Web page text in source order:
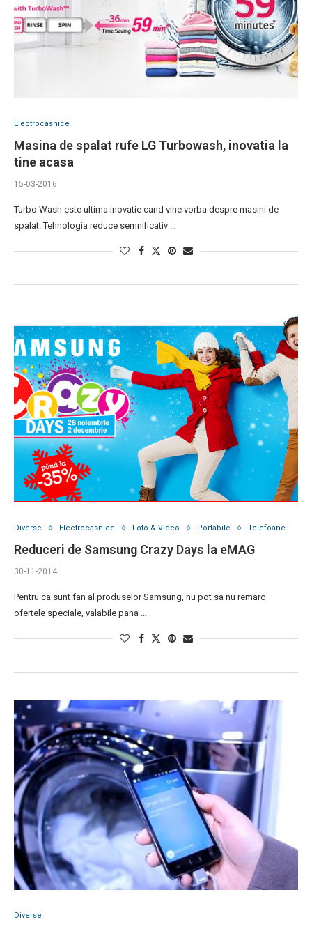
Electrocasnice
Masina de spalat rufe LG Turbowash, inovatia la
tine acasa
15-03-2016
Turbo Wash este ultima inovatie cand vine vorba despre masini de
spalat. Tehnologia reduce semnificativ …
Diverse Electrocasnice Foto & Video Portabile Telefoane
Reduceri de Samsung Crazy Days la eMAG
30-11-2014
Pentru ca sunt fan al produselor Samsung, nu pot sa nu remarc
ofertele speciale, valabile pana …
Diverse